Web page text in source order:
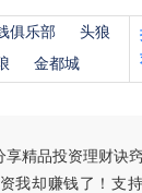
俱乐部
头狼
金都城
享精品投资理财诀
我却赚钱了！支